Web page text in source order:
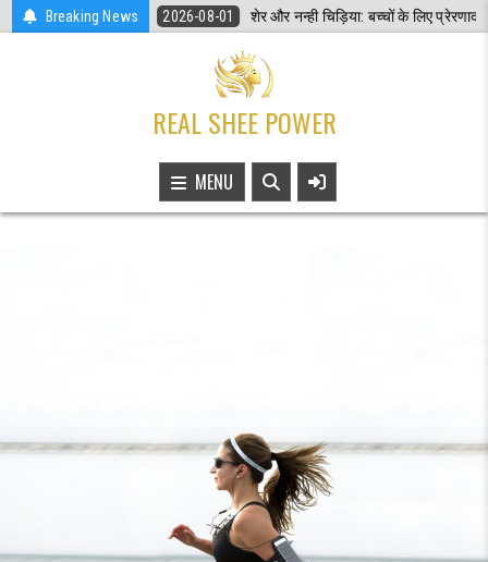
Skip
to
Breaking News
Hindi 2026-08-01 शेर और नन्ही चिड़िया: बच्चों के लिए प्रेरणादायक हिंदी
REAL SHEE POWER
MENU